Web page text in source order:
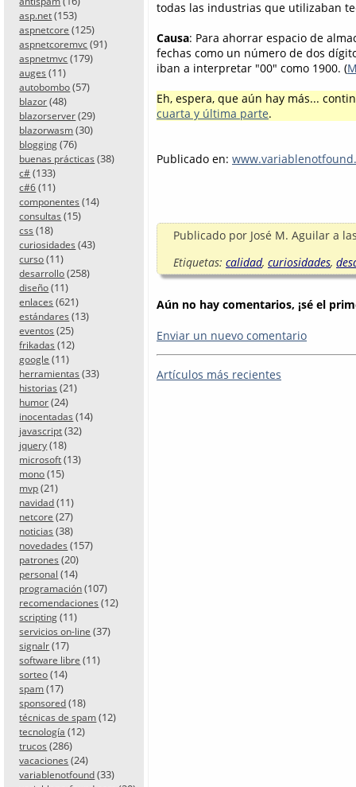
asp.net (153)
aspnetcore (125)
aspnetcoremvc (91)
aspnetmvc (179)
auges (11)
autobombo (57)
blazor (48)
blazorserver (29)
blazorwasm (30)
blogging (76)
buenas prácticas (38)
c# (133)
c#6 (11)
componentes (14)
consultas (15)
css (18)
curiosidades (43)
curso (11)
desarrollo (258)
diseño (11)
enlaces (621)
estándares (13)
eventos (25)
frikadas (12)
google (11)
herramientas (33)
historias (21)
humor (24)
inocentadas (14)
javascript (32)
jquery (18)
microsoft (13)
mono (15)
mvp (21)
navidad (11)
netcore (27)
noticias (38)
novedades (157)
patrones (20)
personal (14)
programación (107)
recomendaciones (12)
scripting (11)
servicios on-line (37)
signalr (17)
software libre (11)
sorteo (14)
spam (17)
sponsored (18)
técnicas de spam (12)
tecnología (12)
trucos (286)
vacaciones (24)
variablenotfound (33)
todas las industrias que utilizaban
Causa: Para ahorrar espacio de
fechas como un número de dos
iban a interpretar "00" como 1900. (
Eh, espera, que aún hay más...
cuarta y última parte.
Publicado en:
Publicado por José M. Aguilar a
Etiquetas: calidad, curiosidades,
Aún no hay comentarios, ¡sé el
Enviar un nuevo comentario
Artículos más recientes